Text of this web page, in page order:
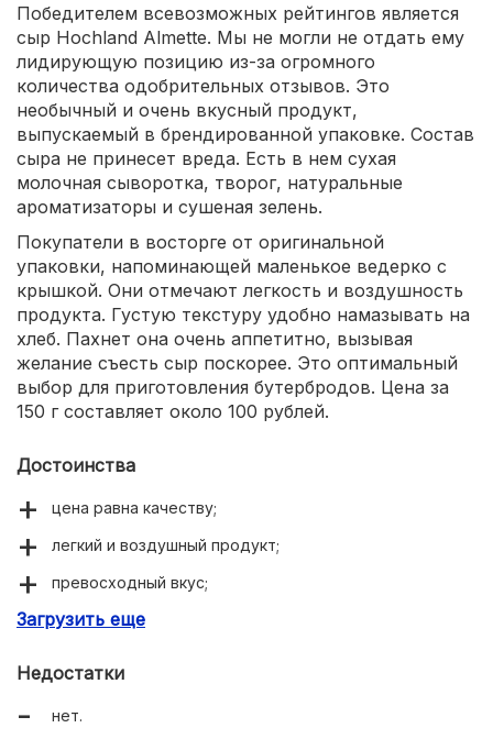
Победителем всевозможных рейтингов является
сыр Hochland Almette. Мы не могли не отдать ему
лидирующую позицию из-за огромного
количества одобрительных отзывов. Это
необычный и очень вкусный продукт,
выпускаемый в брендированной упаковке. Состав
сыра не принесет вреда. Есть в нем сухая
молочная сыворотка, творог, натуральные
ароматизаторы и сушеная зелень.
Покупатели в восторге от оригинальной
упаковки, напоминающей маленькое ведерко с
крышкой. Они отмечают легкость и воздушность
продукта. Густую текстуру удобно намазывать на
хлеб. Пахнет она очень аппетитно, вызывая
желание съесть сыр поскорее. Это оптимальный
выбор для приготовления бутербродов. Цена за
150 г составляет около 100 рублей.
Достоинства
цена равна качеству;
легкий и воздушный продукт;
превосходный вкус;
полезный состав;
Загрузить еще
Недостатки
нет.